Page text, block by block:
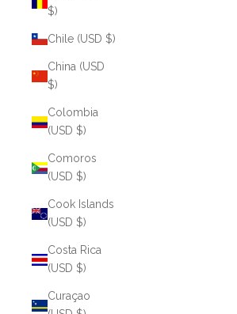
$)
Chile (USD $)
China (USD
$)
Colombia
(USD $)
Comoros
(USD $)
Cook Islands
(USD $)
Costa Rica
(USD $)
Curaçao